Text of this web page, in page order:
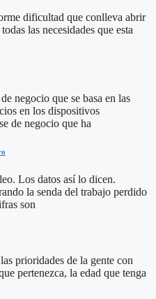
dificultad que conlleva abrir
las necesidades que esta
negocio que se basa en las
en los dispositivos
de negocio que ha
Los datos así lo dicen.
la senda del trabajo perdido
son
prioridades de la gente con
pertenezca, la edad que tenga